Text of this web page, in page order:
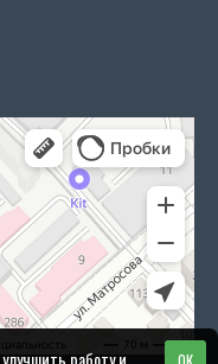
работу и